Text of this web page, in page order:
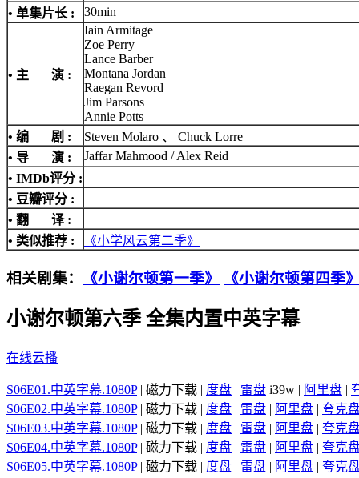
• 单集片长 :
30min
• 主 演 :
Iain Armitage
Zoe Perry
Lance Barber
Montana Jordan
Raegan Revord
Jim Parsons
Annie Potts
• 编 剧 :
Steven Molaro 、 Chuck Lorre
• 导 演 :
Jaffar Mahmood / Alex Reid
• IMDb评分 :
• 豆瓣评分 :
• 翻 译 :
• 类似推荐 :
《小学风云第二季》
相关剧集： 《小谢尔顿第一季》 《小谢尔顿第四季》
小谢尔顿第六季 全集内置中英字幕
在线云播
S06E01.中英字幕.1080P| 磁力下载 | 度盘 | 雷盘 i39w | 阿里盘 |
S06E02.中英字幕.1080P| 磁力下载 | 度盘 | 雷盘 | 阿里盘 | 夸克
S06E03.中英字幕.1080P| 磁力下载 | 度盘 | 雷盘 | 阿里盘 | 夸克
S06E04.中英字幕.1080P| 磁力下载 | 度盘 | 雷盘 | 阿里盘 | 夸克
S06E05.中英字幕.1080P| 磁力下载 | 度盘 | 雷盘 | 阿里盘 | 夸克